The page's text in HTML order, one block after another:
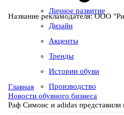
Личное развитие
Дизайн
Акценты
Тренды
Истории обуви
Производство
Название рекламодателя: ООО
Главная
Новости обувного бизнеса
Раф Симонс и adidas